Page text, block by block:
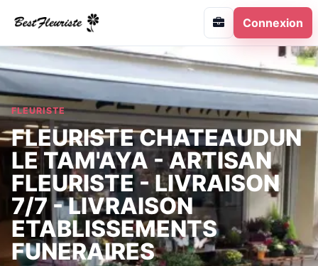
Connexion
FLEURISTE
FLEURISTE CHATEAUDUN
LE TAM'AYA - ARTISAN
FLEURISTE - LIVRAISON
7/7 - LIVRAISON
ETABLISSEMENTS
FUNERAIRES